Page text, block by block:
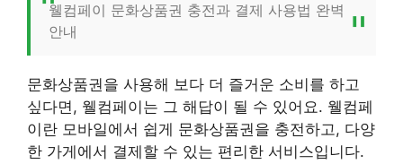
웰컴페이 문화상품권 충전과 결제 사용법 완벽
안내
문화상품권을 사용해 보다 더 즐거운 소비를 하고
싶다면, 웰컴페이는 그 해답이 될 수 있어요. 웰컴페
이란 모바일에서 쉽게 문화상품권을 충전하고, 다양
한 가게에서 결제할 수 있는 편리한 서비스입니다.